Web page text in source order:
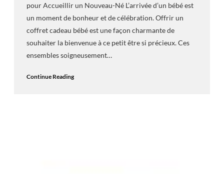
pour Accueillir un Nouveau-Né L’arrivée d’un bébé est
un moment de bonheur et de célébration. Offrir un
coffret cadeau bébé est une façon charmante de
souhaiter la bienvenue à ce petit être si précieux. Ces
ensembles soigneusement…
Continue Reading